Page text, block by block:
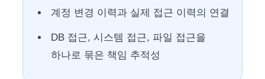
계정 변경 이력과 실제 접근 이력의 연결
DB 접근, 시스템 접근, 파일 접근을
하나로 묶은 책임 추적성